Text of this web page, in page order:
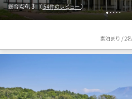
12345
総合点4.3（54件のレビュー）
素泊まり /2名